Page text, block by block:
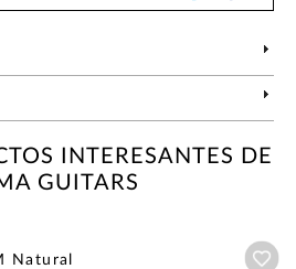
INTERESANTES DE
GUITARS
Natural